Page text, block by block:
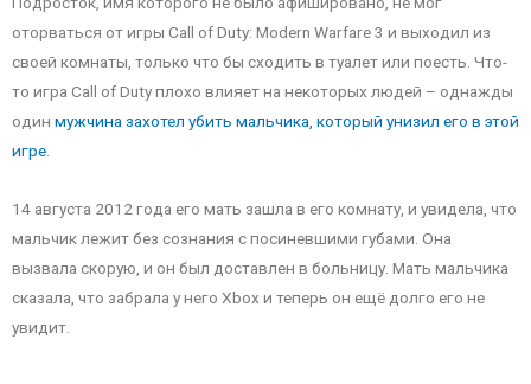
оторваться от игры Call of Duty: Modern Warfare 3 и выходил из
своей комнаты, только что бы сходить в туалет или поесть. Что-
то игра Call of Duty плохо влияет на некоторых людей – однажды
один мужчина захотел убить мальчика, который унизил его в этой
игре
14 августа 2012 года его мать зашла в его комнату, и увидела, что
мальчик лежит без сознания с посиневшими губами. Она
вызвала скорую, и он был доставлен в больницу. Мать мальчика
сказала, что забрала у него Xbox и теперь он ещё долго его не
увидит.